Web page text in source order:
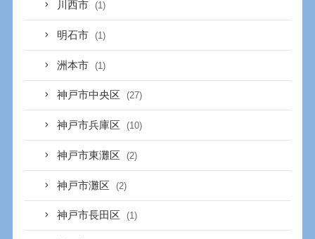
川西市 (1)
明石市 (1)
洲本市 (1)
神戸市中央区 (27)
神戸市兵庫区 (10)
神戸市東灘区 (2)
神戸市灘区 (2)
神戸市長田区 (1)